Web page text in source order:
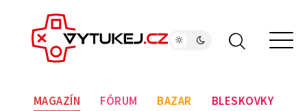
MAGAZÍN FÓRUM BAZAR BLESKOVKY